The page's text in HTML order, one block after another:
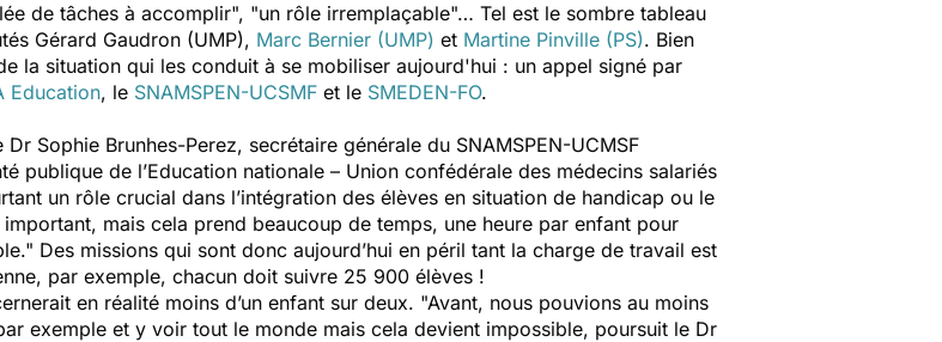
de tâches à accomplir", "un rôle irremplaçable"… Tel est le sombre tableau
Gérard Gaudron (UMP), Marc Bernier (UMP) et Martine Pinville (PS). Bien
la situation qui les conduit à se mobiliser aujourd'hui : un appel signé par
Education, le SNAMSPEN-UCSMF et le SMEDEN-FO.
Sophie Brunhes-Perez, secrétaire générale du SNAMSPEN-UCMSF
publique de l’Education nationale – Union confédérale des médecins salariés
un rôle crucial dans l’intégration des élèves en situation de handicap ou le
mais cela prend beaucoup de temps, une heure par enfant pour
Des missions qui sont donc aujourd’hui en péril tant la charge de travail est
par exemple, chacun doit suivre 25 900 élèves !
en réalité moins d’un enfant sur deux. "Avant, nous pouvions au moins
exemple et y voir tout le monde mais cela devient impossible, poursuit le Dr